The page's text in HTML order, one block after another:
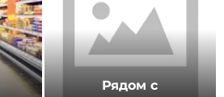
Рядом с